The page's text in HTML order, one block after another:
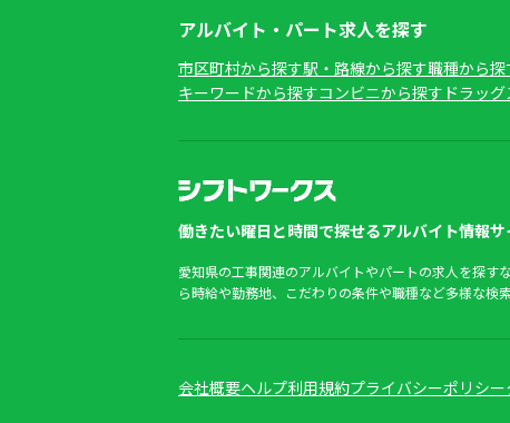
アルバイト・パート求人を探す
市区町村から探す駅・路線から探す職種から探
キーワードから探すコンビニから探す ドラッ
働きたい曜日と時間で探せるアルバイト情報
愛知県の工事関連のアルバイトやパートの求人を探
ら時給や勤務地、こだわりの条件や職種など多様な検
会社概要ヘルプ利用規約プライバシーポリシー